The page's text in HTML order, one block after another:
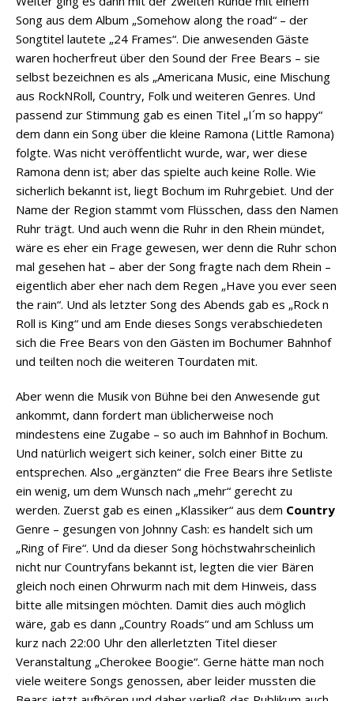
Song aus dem Album „Somehow along the road“ – der
Songtitel lautete „24 Frames“. Die anwesenden Gäste
waren hocherfreut über den Sound der Free Bears – sie
selbst bezeichnen es als „Americana Music, eine Mischung
aus RockNRoll, Country, Folk und weiteren Genres. Und
passend zur Stimmung gab es einen Titel „I´m so happy“
dem dann ein Song über die kleine Ramona (Little Ramona)
folgte. Was nicht veröffentlicht wurde, war, wer diese
Ramona denn ist; aber das spielte auch keine Rolle. Wie
sicherlich bekannt ist, liegt Bochum im Ruhrgebiet. Und der
Name der Region stammt vom Flüsschen, dass den Namen
Ruhr trägt. Und auch wenn die Ruhr in den Rhein mündet,
wäre es eher ein Frage gewesen, wer denn die Ruhr schon
mal gesehen hat – aber der Song fragte nach dem Rhein –
eigentlich aber eher nach dem Regen „Have you ever seen
the rain“. Und als letzter Song des Abends gab es „Rock n
Roll is King“ und am Ende dieses Songs verabschiedeten
sich die Free Bears von den Gästen im Bochumer Bahnhof
und teilten noch die weiteren Tourdaten mit.
Aber wenn die Musik von Bühne bei den Anwesende gut
ankommt, dann fordert man üblicherweise noch
mindestens eine Zugabe – so auch im Bahnhof in Bochum.
Und natürlich weigert sich keiner, solch einer Bitte zu
entsprechen. Also „ergänzten“ die Free Bears ihre Setliste
ein wenig, um dem Wunsch nach „mehr“ gerecht zu
werden. Zuerst gab es einen „Klassiker“ aus dem Country
Genre – gesungen von Johnny Cash: es handelt sich um
„Ring of Fire“. Und da dieser Song höchstwahrscheinlich
nicht nur Countryfans bekannt ist, legten die vier Bären
gleich noch einen Ohrwurm nach mit dem Hinweis, dass
bitte alle mitsingen möchten. Damit dies auch möglich
wäre, gab es dann „Country Roads“ und am Schluss um
kurz nach 22:00 Uhr den allerletzten Titel dieser
Veranstaltung „Cherokee Boogie“. Gerne hätte man noch
viele weitere Songs genossen, aber leider mussten die